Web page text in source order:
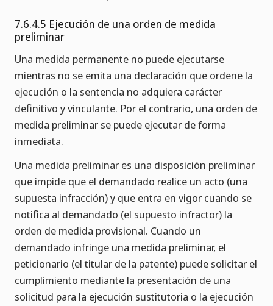
7.6.4.5 Ejecución de una orden de medida
preliminar
Una medida permanente no puede ejecutarse
mientras no se emita una declaración que ordene la
ejecución o la sentencia no adquiera carácter
definitivo y vinculante. Por el contrario, una orden de
medida preliminar se puede ejecutar de forma
inmediata.
Una medida preliminar es una disposición preliminar
que impide que el demandado realice un acto (una
supuesta infracción) y que entra en vigor cuando se
notifica al demandado (el supuesto infractor) la
orden de medida provisional. Cuando un
demandado infringe una medida preliminar, el
peticionario (el titular de la patente) puede solicitar el
cumplimiento mediante la presentación de una
solicitud para la ejecución sustitutoria o la ejecución